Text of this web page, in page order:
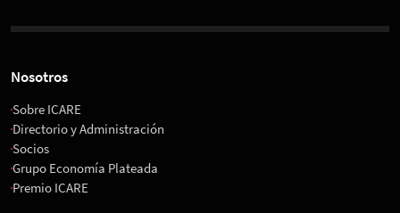
Nosotros
Sobre ICARE
Directorio y Administración
Socios
Grupo Economía Plateada
Premio ICARE